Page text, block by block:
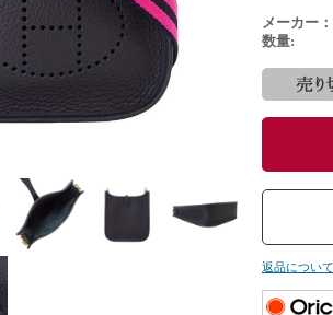
メーカー：
数量:
返品につい